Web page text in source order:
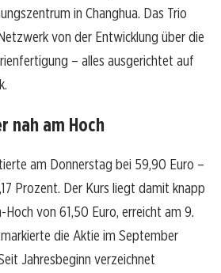
in Changhua. Das Trio
von der Entwicklung über die
– alles ausgerichtet auf
nah am Hoch
am Donnerstag bei 59,90 Euro –
Prozent. Der Kurs liegt damit knapp
von 61,50 Euro, erreicht am 9.
die Aktie im September
Jahresbeginn verzeichnet